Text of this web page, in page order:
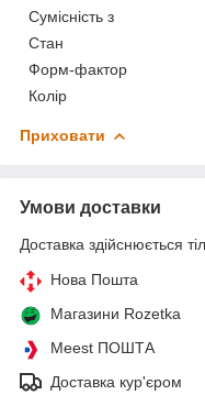
Сумісність з
Стан
Форм-фактор
Колір
Приховати
Умови доставки
Доставка здійснюється
Нова Пошта
Магазини Rozetka
Meest ПОШТА
Доставка кур'єром